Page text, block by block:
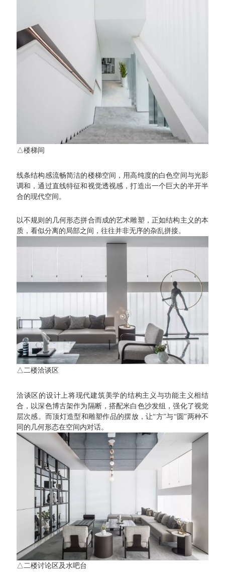
△楼梯间
线条结构感流畅简洁的楼梯空间，用高纯度的白色空间与光影
调和，通过直线特征和视觉透视感，打造出一个巨大的半开半
合的现代空间。
以不规则的几何形态拼合而成的艺术雕塑，正如结构主义的本
质，看似分离的局部之间，往往并非无序的杂乱拼接。
△ 二楼洽谈区
洽谈区的设计上将现代建筑美学的结构主义与功能主义相结
合，以深色博古架作为隔断，搭配米白色沙发组，强化了视觉
层次感。而顶灯造型和雕塑作品的摆放，让“方”与“圆”两种不
同的几何形态在空间内对话。
△二楼讨论区及水吧台